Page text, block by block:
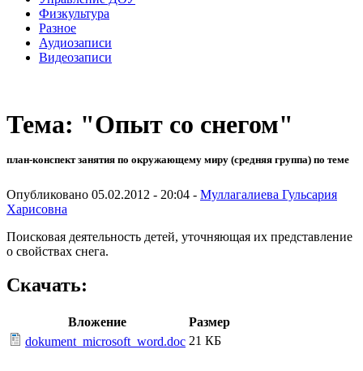
Физкультура
Разное
Аудиозаписи
Видеозаписи
Тема: "Опыт со снегом"
план-конспект занятия по окружающему миру (средняя группа) по теме
Опубликовано 05.02.2012 - 20:04 - Муллагалиева Гульсария
Харисовна
Поисковая деятельность детей, уточняющая их представление
о свойствах снега.
Скачать:
Вложение
Размер
dokument_microsoft_word.doc 21 КБ